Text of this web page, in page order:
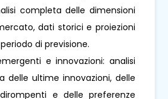
completa delle dimensioni
dati storici e proiezioni
di previsione.
e innovazioni: analisi
delle ultime innovazioni, delle
e delle preferenze